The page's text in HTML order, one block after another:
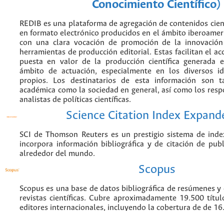
Conocimiento Científico)
REDIB es una plataforma de agregación de contenidos
en formato electrónico producidos en el ámbito
con una clara vocación de promoción de la
herramientas de producción editorial. Estas facilitan el
puesta en valor de la producción científica generada
ámbito de actuación, especialmente en los diversos
propios. Los destinatarios de esta información son
académica como la sociedad en general, así como los
analistas de políticas científicas.
Science Citation Index
SCI de Thomson Reuters es un prestigio sistema de
incorpora información bibliográfica y de citación de
alrededor del mundo.
Scopus
Scopus es una base de datos bibliográfica de resúmenes
revistas científicas. Cubre aproximadamente 19.500
editores internacionales, incluyendo la cobertura de de